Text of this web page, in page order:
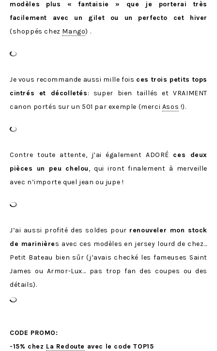
modèles plus « fantaisie » que je porterai très
facilement avec un gilet ou un perfecto cet hiver
(shoppés chez Mango) .
Je vous recommande aussi mille fois ces trois petits tops
cintrés et décolletés: super bien taillés et VRAIMENT
canon portés sur un 501 par exemple (merci Asos !).
Contre toute attente, j’ai également ADORÉ ces deux
pièces un peu chelou, qui iront finalement à merveille
avec n’importe quel jean ou jupe !
J’ai aussi profité des soldes pour renouveler mon stock
de marinières avec ces modèles en jersey lourd de chez…
Petit Bateau bien sûr (j’avais checké les fameuses Saint
James ou Armor-Lux… pas trop fan des coupes ou des
détails).
CODE PROMO:
-15% chez La Redoute avec le code TOP15